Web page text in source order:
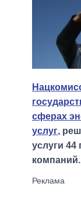
сферах
услуг,
услуги
компаний.